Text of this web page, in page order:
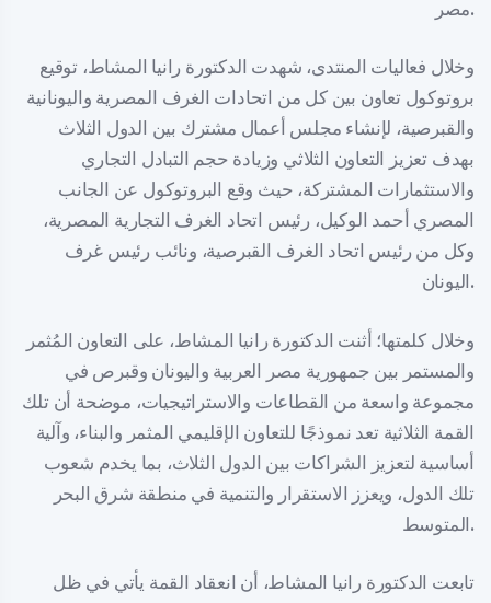
مصر.
وخلال فعاليات المنتدى، شهدت الدكتورة رانيا المشاط، توقيع
بروتوكول تعاون بين كل من اتحادات الغرف المصرية واليونانية
والقبرصية، لإنشاء مجلس أعمال مشترك بين الدول الثلاث
بهدف تعزيز التعاون الثلاثي وزيادة حجم التبادل التجاري
والاستثمارات المشتركة، حيث وقع البروتوكول عن الجانب
المصري أحمد الوكيل، رئيس اتحاد الغرف التجارية المصرية،
وكل من رئيس اتحاد الغرف القبرصية، ونائب رئيس غرف
اليونان.
وخلال كلمتها؛ أثنت الدكتورة رانيا المشاط، على التعاون المُثمر
والمستمر بين جمهورية مصر العربية واليونان وقبرص في
مجموعة واسعة من القطاعات والاستراتيجيات، موضحة أن تلك
القمة الثلاثية تعد نموذجًا للتعاون الإقليمي المثمر والبناء، وآلية
أساسية لتعزيز الشراكات بين الدول الثلاث، بما يخدم شعوب
تلك الدول، ويعزز الاستقرار والتنمية في منطقة شرق البحر
المتوسط.
تابعت الدكتورة رانيا المشاط، أن انعقاد القمة يأتي في ظل